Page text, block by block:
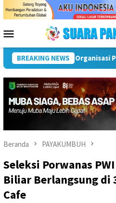
Menu
Mobile
BREAKING NEWS
Puncak Peringatan IPeKB
Beranda PAYAKUMBUH
Seleksi Porwanas
Biliar Berlangsung di
Cafe